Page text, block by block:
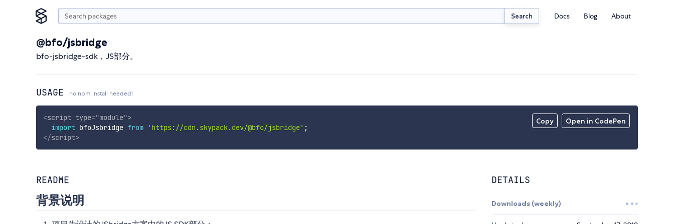
Search Docs Blog About
@bfo/jsbridge
bfo-jsbridge-sdk，JS部分。
USAGE no npm install needed!
Copy Open in CodePen
<script type="module">
import bfoJsbridge from 'https://cdn.skypack.dev/@bfo/jsbridge' ;
</script>
README
背景说明
DETAILS
Downloads (weekly)